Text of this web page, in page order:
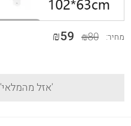
מחיר: ₪80
₪59
'אזל מהמלאי'